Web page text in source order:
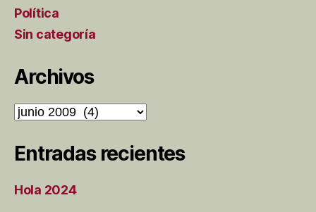
Política
Sin categoría
Archivos
Archivos
Entradas recientes
Hola 2024